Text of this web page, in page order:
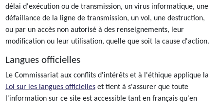
délai d'exécution ou de transmission, un virus informatique, une
défaillance de la ligne de transmission, un vol, une destruction,
ou par un accès non autorisé à des renseignements, leur
modification ou leur utilisation, quelle que soit la cause d'action.
Langues officielles
Le Commissariat aux conflits d'intérêts et à l'éthique applique la
Loi sur les langues officielleset tient à s'assurer que toute
l'information sur ce site est accessible tant en français qu'en